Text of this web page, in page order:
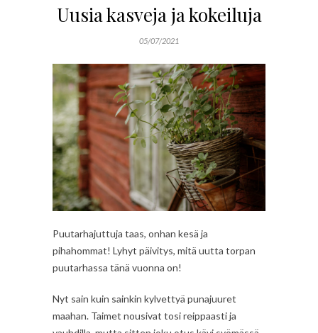
Uusia kasveja ja kokeiluja
05/07/2021
Puutarhajuttuja taas, onhan kesä ja
pihahommat! Lyhyt päivitys, mitä uutta torpan
puutarhassa tänä vuonna on!
Nyt sain kuin sainkin kylvettyä punajuuret
maahan. Taimet nousivat tosi reippaasti ja